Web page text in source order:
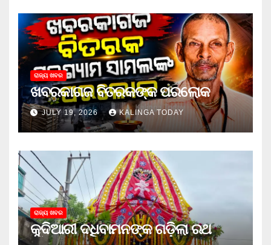
ରାଜ୍ୟ ଖବର
ଖବରକାଗଜ ବିତରକଙ୍କ ପରଲୋକ
JULY 19, 2026 KALINGA TODAY
ରାଜ୍ୟ ଖବର
କୁଦିଆରୀ ଦଧିବାମନଙ୍କ ଗଡ଼ିଲା ରଥ